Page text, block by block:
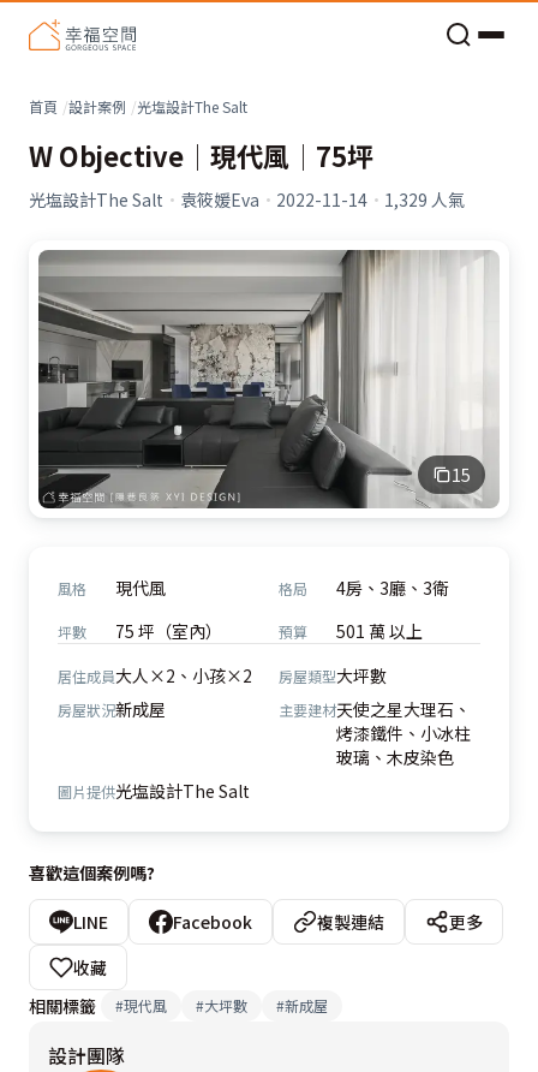
首頁 設計案例 光塩設計The Salt
W Objective│現代風│75坪
光塩設計The Salt · 袁筱媛Eva · 2022-11-14 · 1,329 人氣
15
風格 現代風 格局 4房、3廳、3衛
坪數 75 坪（室內） 預算 501 萬 以上
居住成員大人×2、小孩×2 房屋類型大坪數
房屋狀況新成屋 主要建材天使之星大理石、
烤漆鐵件、小冰柱
玻璃、木皮染色
圖片提供光塩設計The Salt
喜歡這個案例嗎?
LINE Facebook 複製連結
更多
收藏
相關標籤
#現代風 #大坪數 #新成屋
設計團隊